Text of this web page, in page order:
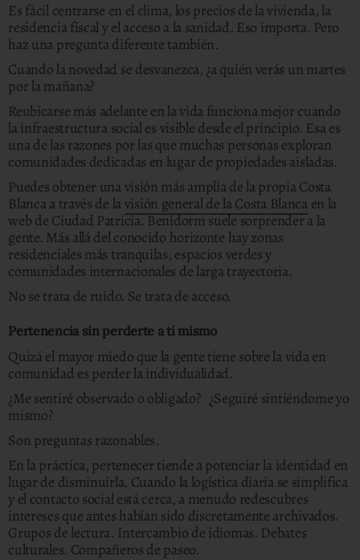
Es fácil centrarse en el clima, los precios de la vivienda, la
residencia fiscal y el acceso a la sanidad. Eso importa. Pero
haz una pregunta diferente también.
Cuando la novedad se desvanezca, ¿a quién verás un martes
por la mañana?
Reubicarse más adelante en la vida funciona mejor cuando
la infraestructura social es visible desde el principio. Esa es
una de las razones por las que muchas personas exploran
comunidades dedicadas en lugar de propiedades aisladas.
Puedes obtener una visión más amplia de la propia Costa
Blanca a través de lavisión general de la Costa Blancaen la
web de Ciudad Patricia. Benidorm suele sorprender a la
gente. Más allá del conocido horizonte hay zonas
residenciales más tranquilas, espacios verdes y
comunidades internacionales de larga trayectoria.
No se trata de ruido. Se trata de acceso.
Pertenencia sin perderte a ti mismo
Quizá el mayor miedo que la gente tiene sobre la vida en
comunidad es perder la individualidad.
¿Me sentiré observado o obligado? ¿Seguiré sintiéndome yo
mismo?
Son preguntas razonables.
En la práctica, pertenecer tiende a potenciar la identidad en
lugar de disminuirla. Cuando la logística diaria se simplifica
y el contacto social está cerca, a menudo redescubres
intereses que antes habían sido discretamente archivados.
Grupos de lectura. Intercambio de idiomas. Debates
culturales. Compañeros de paseo.